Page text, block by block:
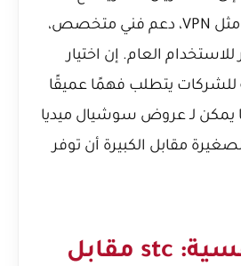
خدمات مضافة مثل VPN، دعم فني متخصص،
للاستخدام العام. إن اختيار
للشركات يتطلب فهمًا عميقًا
يمكن لـعروض سوشيال ميديا
أن توفر
مقارنة تنافسية: stc مقابل